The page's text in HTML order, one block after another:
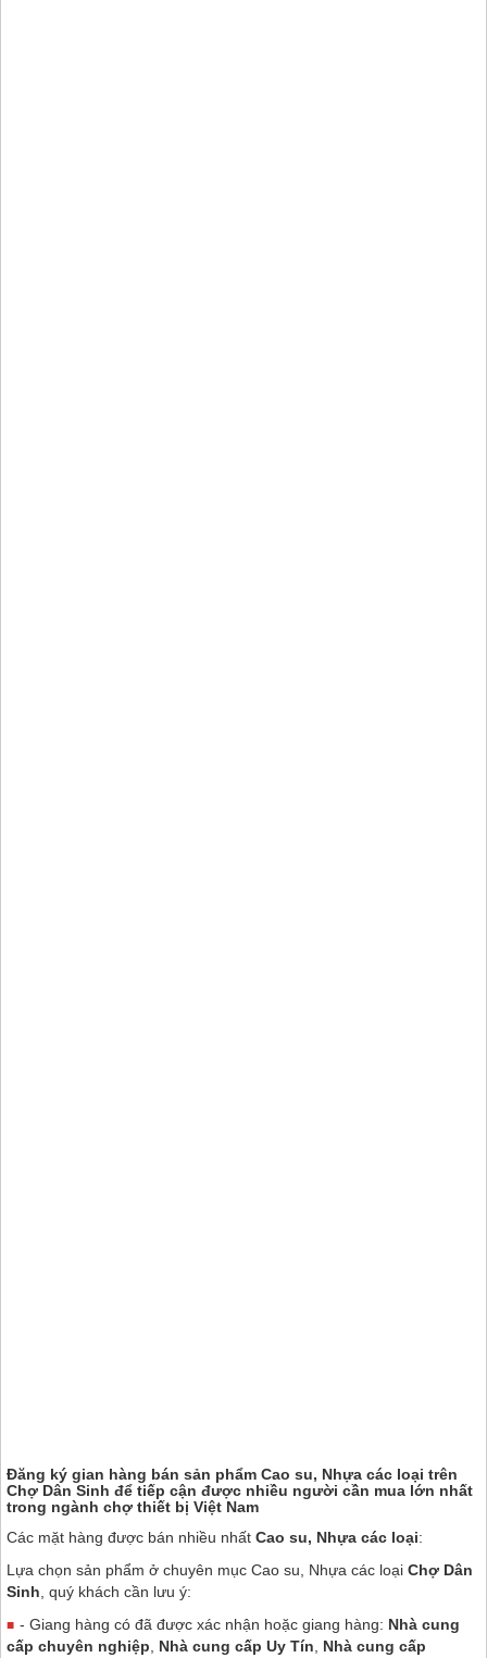
Đăng ký gian hàng bán sản phẩm Cao su, Nhựa các loại trên
Chợ Dân Sinh để tiếp cận được nhiều người cần mua lớn nhất
trong ngành chợ thiết bị Việt Nam
Các mặt hàng được bán nhiều nhất Cao su, Nhựa các loại:
Lựa chọn sản phẩm ở chuyên mục Cao su, Nhựa các loại Chợ Dân
Sinh, quý khách cần lưu ý:
- Giang hàng có đã được xác nhận hoặc giang hàng: Nhà cung
cấp chuyên nghiệp, Nhà cung cấp Uy Tín, Nhà cung cấp